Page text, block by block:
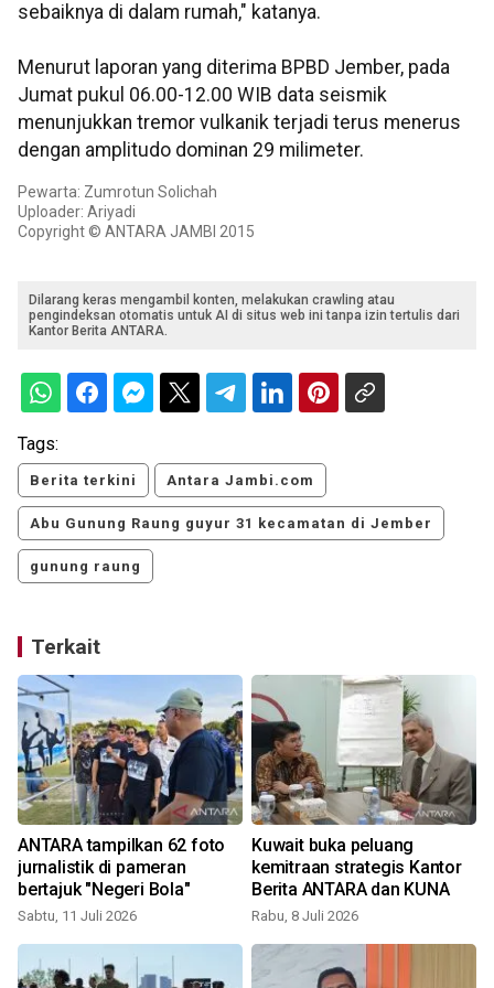
sebaiknya di dalam rumah," katanya.
Menurut laporan yang diterima BPBD Jember, pada
Jumat pukul 06.00-12.00 WIB data seismik
menunjukkan tremor vulkanik terjadi terus menerus
dengan amplitudo dominan 29 milimeter.
Pewarta: Zumrotun Solichah
Uploader: Ariyadi
Copyright © ANTARA JAMBI 2015
Dilarang keras mengambil konten, melakukan crawling atau
pengindeksan otomatis untuk AI di situs web ini tanpa izin tertulis dari
Kantor Berita ANTARA.
Tags:
Berita terkini Antara Jambi.com
Abu Gunung Raung guyur 31 kecamatan di Jember
gunung raung
Terkait
ANTARA tampilkan 62 foto
jurnalistik di pameran
bertajuk "Negeri Bola"
Sabtu, 11 Juli 2026
Kuwait buka peluang
kemitraan strategis Kantor
Berita ANTARA dan KUNA
Rabu, 8 Juli 2026